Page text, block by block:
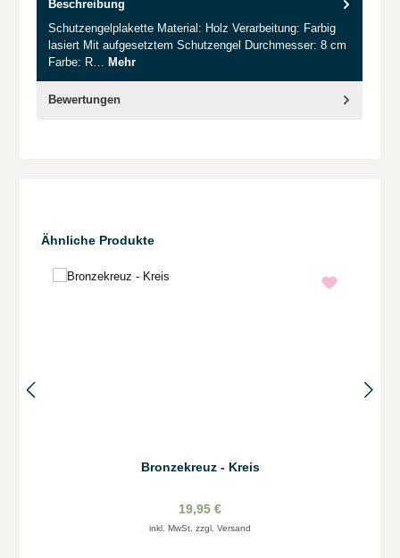
Beschreibung
Schutzengelplakette Material: Holz Verarbeitung: Farbig
lasiert Mit aufgesetztem Schutzengel Durchmesser: 8 cm
Farbe: R… Mehr
Bewertungen
Produktgalerie überspringen
Ähnliche Produkte
Bronzekreuz - Kreis
19,95 €
inkl. MwSt. zzgl. Versand